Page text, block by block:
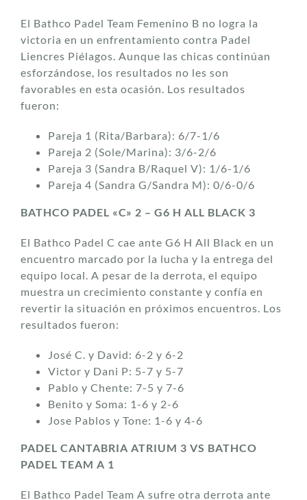
El Bathco Padel Team Femenino B no logra la
victoria en un enfrentamiento contra Padel
Liencres Piélagos. Aunque las chicas continúan
esforzándose, los resultados no les son
favorables en esta ocasión. Los resultados
fueron:
Pareja 1 (Rita/Barbara): 6/7-1/6
Pareja 2 (Sole/Marina): 3/6-2/6
Pareja 3 (Sandra B/Raquel V): 1/6-1/6
Pareja 4 (Sandra G/Sandra M): 0/6-0/6
BATHCO PADEL «C» 2 – G6 H ALL BLACK 3
El Bathco Padel C cae ante G6 H All Black en un
encuentro marcado por la lucha y la entrega del
equipo local. A pesar de la derrota, el equipo
muestra un crecimiento constante y confía en
revertir la situación en próximos encuentros. Los
resultados fueron:
José C. y David: 6-2 y 6-2
Victor y Dani P: 5-7 y 5-7
Pablo y Chente: 7-5 y 7-6
Benito y Soma: 1-6 y 2-6
Jose Pablos y Tone: 1-6 y 4-6
PADEL CANTABRIA ATRIUM 3 VS BATHCO
PADEL TEAM A 1
El Bathco Padel Team A sufre otra derrota ante